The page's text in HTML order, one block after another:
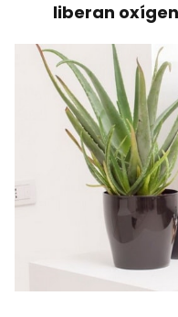
liberan